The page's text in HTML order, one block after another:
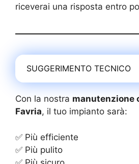
riceverai una risposta entro
SUGGERIMENTO TECNICO
Con la nostra manutenzione
Favria, il tuo impianto sarà:
✅ Più efficiente
✅ Più pulito